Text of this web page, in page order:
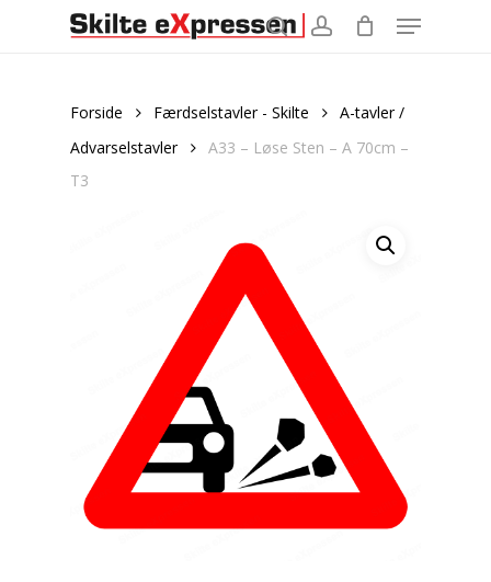
Menu
Forside Færdselstavler - Skilte
A-tavler /
Advarselstavler
A33 – Løse Sten – A 70cm –
T3